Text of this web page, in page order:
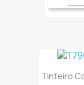
Tinteiro